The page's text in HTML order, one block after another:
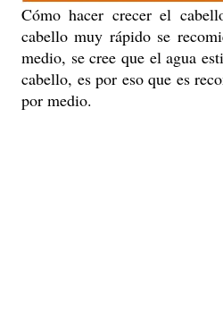
Cómo hacer crecer el
cabello muy rápido se
medio, se cree que el agua
cabello, es por eso que es
por medio.